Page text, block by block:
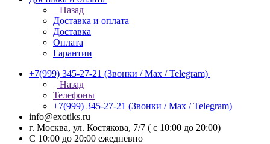
Назад
Доставка и оплата
Доставка
Оплата
Гарантии
+7(999) 345-27-21 (Звонки / Max / Telegram)
Назад
Телефоны
+7(999) 345-27-21 (Звонки / Max / Telegram)
info@exotiks.ru
г. Москва, ул. Костякова, 7/7 ( с 10:00 до 20:00)
С 10:00 до 20:00 ежедневно